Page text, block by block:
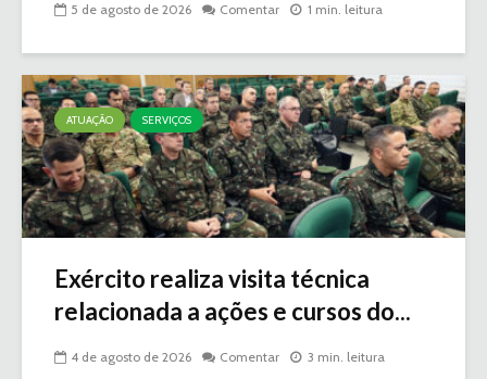
5 de agosto de 2026 Comentar 1 min. leitura
ATUAÇÃO SERVIÇOS
Exército realiza visita técnica
relacionada a ações e cursos do...
4 de agosto de 2026 Comentar 3 min. leitura